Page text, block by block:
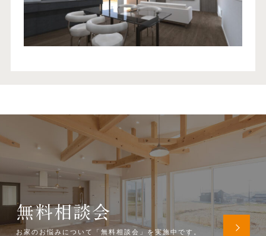
無料相談会
お家のお悩みについて「無料相談会」を実施中です。